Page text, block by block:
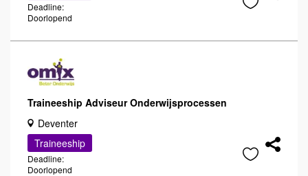
Deadline:
Doorlopend
Traineeship Adviseur Onderwijsprocessen
Deventer
Traineeship
Deadline:
Doorlopend